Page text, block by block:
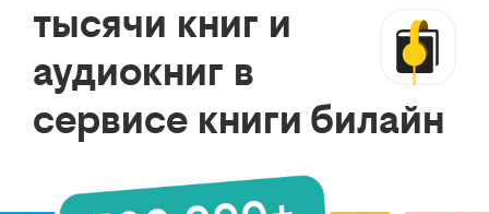
тысячи книг и
аудиокниг в
сервисе книги билайн